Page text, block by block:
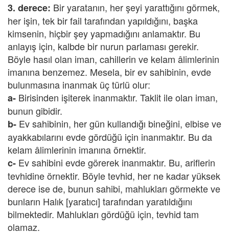
3. derece: Bir yaratanın, her şeyi yarattığını görmek,
her işin, tek bir fail tarafından yapıldığını, başka
kimsenin, hiçbir şey yapmadığını anlamaktır. Bu
anlayış için, kalbde bir nurun parlaması gerekir.
Böyle hasıl olan iman, cahillerin ve kelam âlimlerinin
imanına benzemez. Mesela, bir ev sahibinin, evde
bulunmasına inanmak üç türlü olur:
a- Birisinden işiterek inanmaktır. Taklit ile olan iman,
bunun gibidir.
b- Ev sahibinin, her gün kullandığı bineğini, elbise ve
ayakkabılarını evde gördüğü için inanmaktır. Bu da
kelam âlimlerinin imanına örnektir.
c- Ev sahibini evde görerek inanmaktır. Bu, ariflerin
tevhidine örnektir. Böyle tevhid, her ne kadar yüksek
derece ise de, bunun sahibi, mahlukları görmekte ve
bunların Halık [yaratıcı] tarafından yaratıldığını
bilmektedir. Mahlukları gördüğü için, tevhid tam
olamaz.